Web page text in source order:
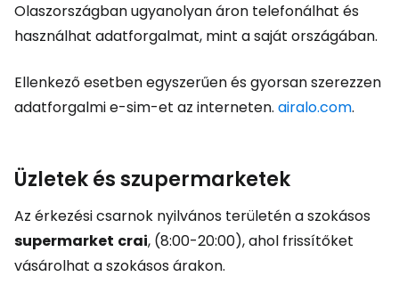
Olaszországban ugyanolyan áron telefonálhat és
használhat adatforgalmat, mint a saját országában.
Ellenkező esetben egyszerűen és gyorsan szerezzen
adatforgalmi e-sim-et az interneten. airalo.com.
Üzletek és szupermarketek
Az érkezési csarnok nyilvános területén a szokásos
supermarket crai, (8:00-20:00), ahol frissítőket
vásárolhat a szokásos árakon.